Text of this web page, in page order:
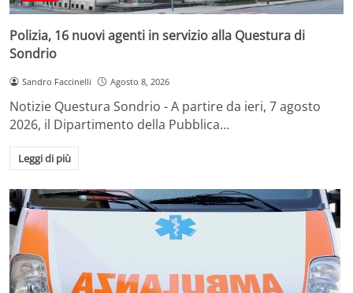
Polizia, 16 nuovi agenti in servizio alla Questura di
Sondrio
Sandro Faccinelli Agosto 8, 2026
Notizie Questura Sondrio - A partire da ieri, 7 agosto
2026, il Dipartimento della Pubblica…
Leggi di più